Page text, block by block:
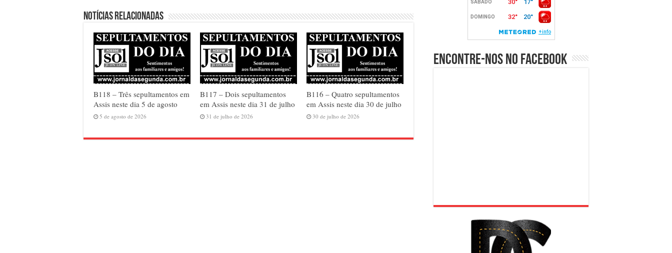
Notícias relacionadas
B118 – Três sepultamentos em
Assis neste dia 5 de agosto
5 de agosto de 2026
B117 – Dois sepultamentos
em Assis neste dia 31 de julho
31 de julho de 2026
B116 – Quatro sepultamentos
em Assis neste dia 30 de julho
30 de julho de 2026
Encontre-nos no Facebook